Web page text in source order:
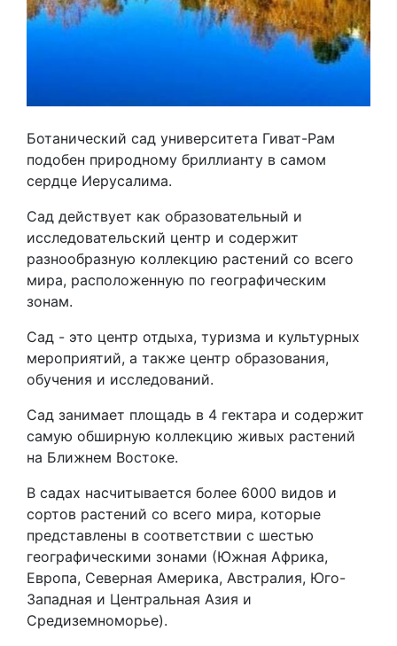
Ботанический сад университета Гиват-Рам
подобен природному бриллианту в самом
сердце Иерусалима.
Сад действует как образовательный и
исследовательский центр и содержит
разнообразную коллекцию растений со всего
мира, расположенную по географическим
зонам.
Сад - это центр отдыха, туризма и культурных
мероприятий, а также центр образования,
обучения и исследований.
Сад занимает площадь в 4 гектара и содержит
самую обширную коллекцию живых растений
на Ближнем Востоке.
В садах насчитывается более 6000 видов и
сортов растений со всего мира, которые
представлены в соответствии с шестью
географическими зонами (Южная Африка,
Европа, Северная Америка, Австралия, Юго-
Западная и Центральная Азия и
Средиземноморье).